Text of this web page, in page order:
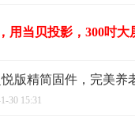
用当贝投影，300吋
版精简固件，完美养
30 15:31